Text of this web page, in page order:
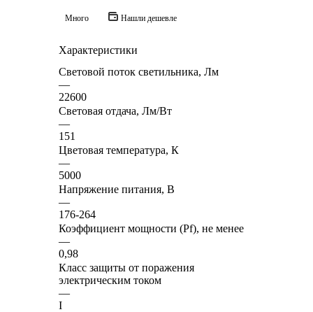
Много Нашли дешевле
Характеристики
Световой поток светильника, Лм
—
22600
Световая отдача, Лм/Вт
—
151
Цветовая температура, К
—
5000
Напряжение питания, В
—
176-264
Коэффициент мощности (Pf), не менее
—
0,98
Класс защиты от поражения
электрическим током
—
I